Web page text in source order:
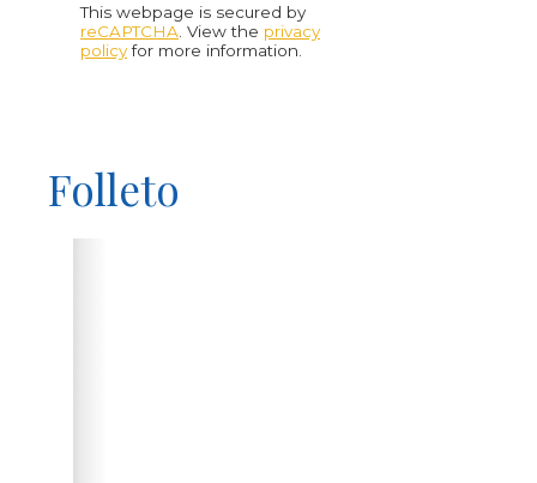
This webpage is secured by
reCAPTCHA . View the privacy
policyfor more information.
Folleto